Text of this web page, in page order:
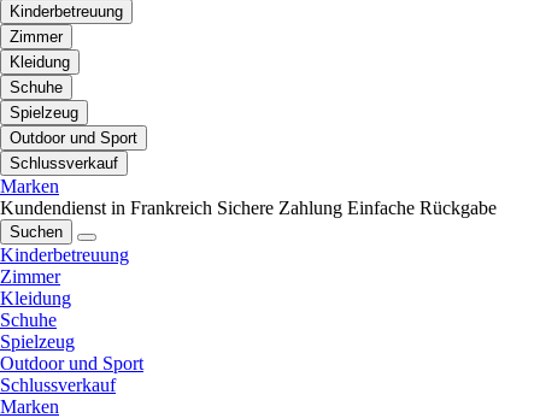
Kinderbetreuung
Zimmer
Kleidung
Schuhe
Spielzeug
Outdoor und Sport
Schlussverkauf
Marken
Kundendienst in Frankreich Sichere Zahlung Einfache Rückgabe
Suchen
Kinderbetreuung
Zimmer
Kleidung
Schuhe
Spielzeug
Outdoor und Sport
Schlussverkauf
Marken